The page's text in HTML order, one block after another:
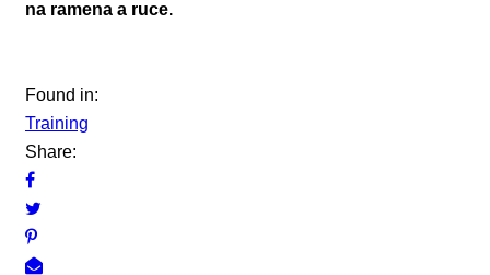
na ramena a ruce.
Found in:
Training
Share: